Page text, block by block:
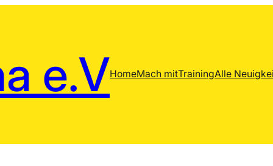
HomeMach mitTrainingAlle
e.V